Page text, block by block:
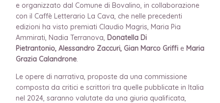
e organizzato dal Comune di Bovalino, in collaborazione
con il Caffè Letterario La Cava, che nelle precedenti
edizioni ha visto premiati Claudio Magris, Maria Pia
Ammirati, Nadia Terranova, Donatella Di
Pietrantonio, Alessandro Zaccuri, Gian Marco Griffi e Maria
Grazia Calandrone.
Le opere di narrativa, proposte da una commissione
composta da critici e scrittori tra quelle pubblicate in Italia
nel 2024, saranno valutate da una giuria qualificata,